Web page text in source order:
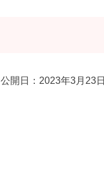
公開日：2023年3月23日